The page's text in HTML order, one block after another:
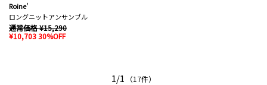
Roine'
ロングニットアンサンブル
通常価格 ¥15,290
¥10,703 30%OFF
1/1 （17件）